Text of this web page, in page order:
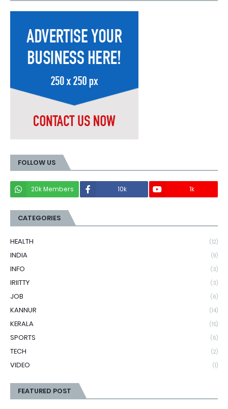
FOLLOW US
20k Members 10k 1k
CATEGORIES
HEALTH (12)
INDIA (9)
INFO (3)
IRIITTY (3)
JOB (6)
KANNUR (14)
KERALA (15)
SPORTS (6)
TECH (2)
VIDEO (1)
FEATURED POST